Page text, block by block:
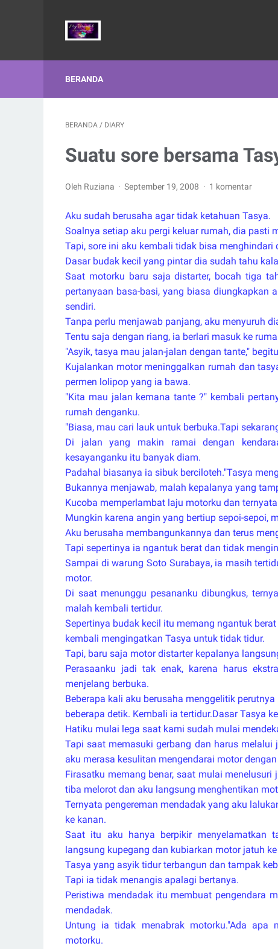
BERANDA
BERANDA / DIARY
Suatu sore bersama
Oleh Ruziana September 19, 2008 1 komentar
Aku sudah berusaha agar tidak ketahuan Tasya.
Soalnya setiap aku pergi keluar rumah, dia pasti
Tapi, sore ini aku kembali tidak bisa menghindari
Dasar budak kecil yang pintar dia sudah tahu
Saat motorku baru saja distarter, bocah tiga
pertanyaan basa-basi, yang biasa diungkapkan
sendiri.
Tanpa perlu menjawab panjang, aku menyuruh
Tentu saja dengan riang, ia berlari masuk ke
"Asyik, tasya mau jalan-jalan dengan tante,"
Kujalankan motor meninggalkan rumah dan
permen lolipop yang ia bawa.
"Kita mau jalan kemana tante ?" kembali
rumah denganku.
"Biasa, mau cari lauk untuk berbuka.Tapi
Di jalan yang makin ramai dengan
kesayanganku itu banyak diam.
Padahal biasanya ia sibuk berciloteh."Tasya
Bukannya menjawab, malah kepalanya yang
Kucoba memperlambat laju motorku dan
Mungkin karena angin yang bertiup sepoi-sepoi,
Aku berusaha membangunkannya dan terus
Tapi sepertinya ia ngantuk berat dan tidak
Sampai di warung Soto Surabaya, ia masih
motor.
Di saat menunggu pesananku dibungkus,
malah kembali tertidur.
Sepertinya budak kecil itu memang ngantuk
kembali mengingatkan Tasya untuk tidak tidur.
Tapi, baru saja motor distarter kepalanya
Perasaanku jadi tak enak, karena harus
menjelang berbuka.
Beberapa kali aku berusaha menggelitik
beberapa detik. Kembali ia tertidur.Dasar Tasya
Hatiku mulai lega saat kami sudah mulai
Tapi saat memasuki gerbang dan harus
aku merasa kesulitan mengendarai motor
Firasatku memang benar, saat mulai
tiba melorot dan aku langsung menghentikan
Ternyata pengereman mendadak yang aku
ke kanan.
Saat itu aku hanya berpikir menyelamatkan
langsung kupegang dan kubiarkan motor jatuh
Tasya yang asyik tidur terbangun dan tampak
Tapi ia tidak menangis apalagi bertanya.
Peristiwa mendadak itu membuat pengendara
mendadak.
Untung ia tidak menabrak motorku."Ada apa
motorku.